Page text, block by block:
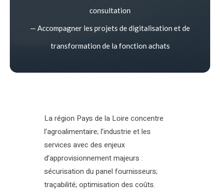
consultation
— Accompagner les projets de digitalisation et de
transformation de la fonction achats
La région Pays de la Loire concentre
l’agroalimentaire; l’industrie et les
services avec des enjeux
d’approvisionnement majeurs :
sécurisation du panel fournisseurs;
traçabilité; optimisation des coûts.